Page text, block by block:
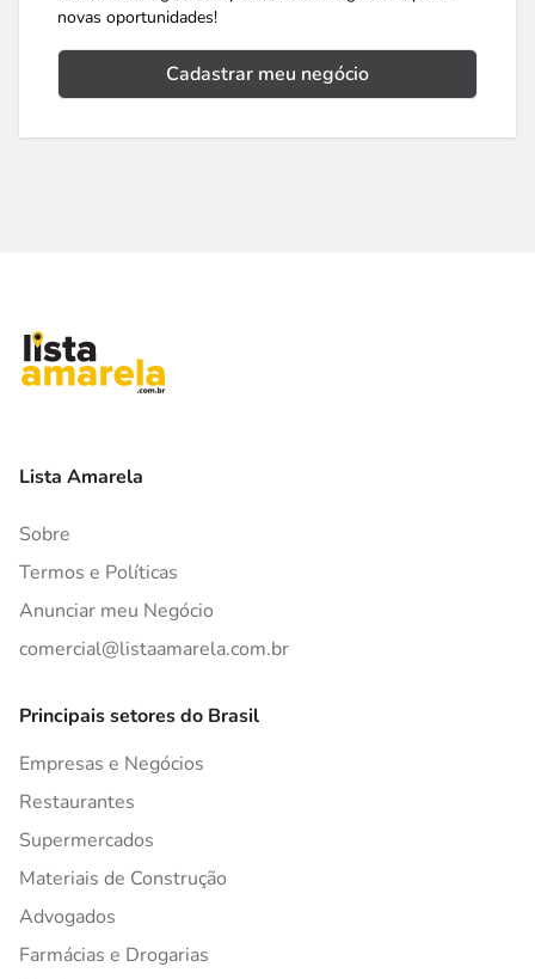
novas oportunidades!
Cadastrar meu negócio
Lista Amarela
Sobre
Termos e Políticas
Anunciar meu Negócio
comercial@listaamarela.com.br
Principais setores do Brasil
Empresas e Negócios
Restaurantes
Supermercados
Materiais de Construção
Advogados
Farmácias e Drogarias